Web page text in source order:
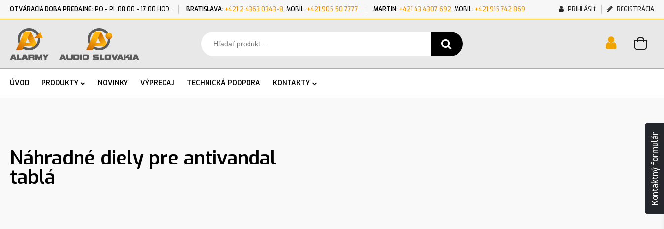
OTVÁRACIA DOBA PREDAJNE: PO - PI: 08:00 - 17:00 HOD. BRATISLAVA:+421 2 4363 0343-8, MOBIL: +421 905 50 7777 MARTIN:+421 43 4307 692, MOBIL: +421 915 742 869 PRIHLÁSIŤ REGISTRÁCIA
ÚVOD PRODUKTY NOVINKY VÝPREDAJ TECHNICKÁ PODPORA KONTAKTY
Náhradné diely pre antivandal
tablá Kontaktný formulár